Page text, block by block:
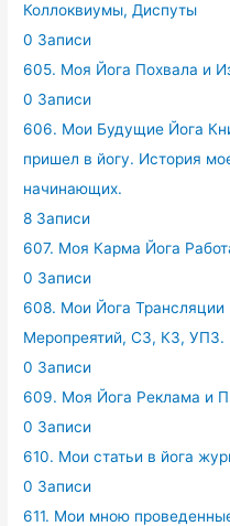
Коллоквиумы, Диспуты
0 Записи
605. Моя Йога Похвала и
0 Записи
606. Мои Будущие Йога
пришел в йогу. История
начинающих.
8 Записи
607. Моя Карма Йога
0 Записи
608. Мои Йога Трансляции
Меропреятий, СЗ, КЗ, УПЗ.
0 Записи
609. Моя Йога Реклама и
0 Записи
610. Мои статьи в йога
0 Записи
611. Мои мною